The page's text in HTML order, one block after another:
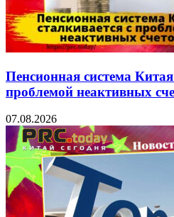
Пенсионная система Китая
проблемой неактивных
07.08.2026